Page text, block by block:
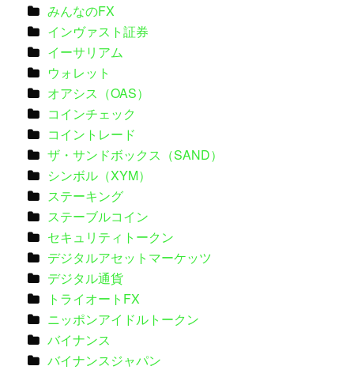
みんなのFX
インヴァスト証券
イーサリアム
ウォレット
オアシス（OAS）
コインチェック
コイントレード
ザ・サンドボックス（SAND）
シンボル（XYM）
ステーキング
ステーブルコイン
セキュリティトークン
デジタルアセットマーケッツ
デジタル通貨
トライオートFX
ニッポンアイドルトークン
バイナンス
バイナンスジャパン